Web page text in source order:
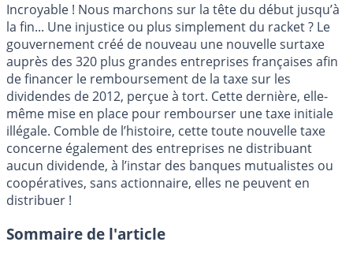
Incroyable ! Nous marchons sur la tête du début jusqu’à
la fin... Une injustice ou plus simplement du racket ? Le
gouvernement créé de nouveau une nouvelle surtaxe
auprès des 320 plus grandes entreprises françaises afin
de financer le remboursement de la taxe sur les
dividendes de 2012, perçue à tort. Cette dernière, elle-
même mise en place pour rembourser une taxe initiale
illégale. Comble de l’histoire, cette toute nouvelle taxe
concerne également des entreprises ne distribuant
aucun dividende, à l’instar des banques mutualistes ou
coopératives, sans actionnaire, elles ne peuvent en
distribuer !
Sommaire de l'article